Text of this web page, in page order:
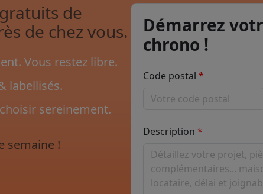
de
de chez vous.
Vous restez libre.
labellisés.
sereinement.
semaine !
Démarrez
chrono !
Code postal
Description